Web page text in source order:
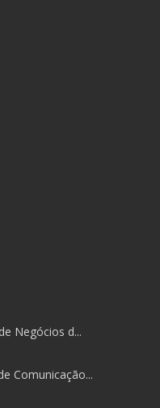
Negócios d...
Comunicação...